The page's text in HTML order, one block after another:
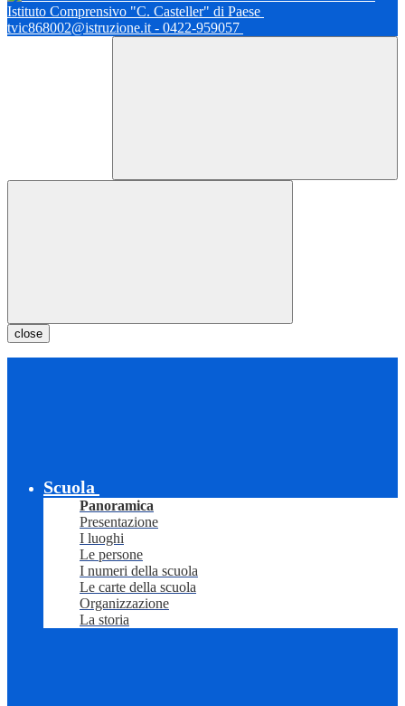
Istituto Comprensivo "C. Casteller" di Paese
tvic868002@istruzione.it - 0422-959057
close
Scuola
Panoramica
Presentazione
I luoghi
Le persone
I numeri della scuola
Le carte della scuola
Organizzazione
La storia